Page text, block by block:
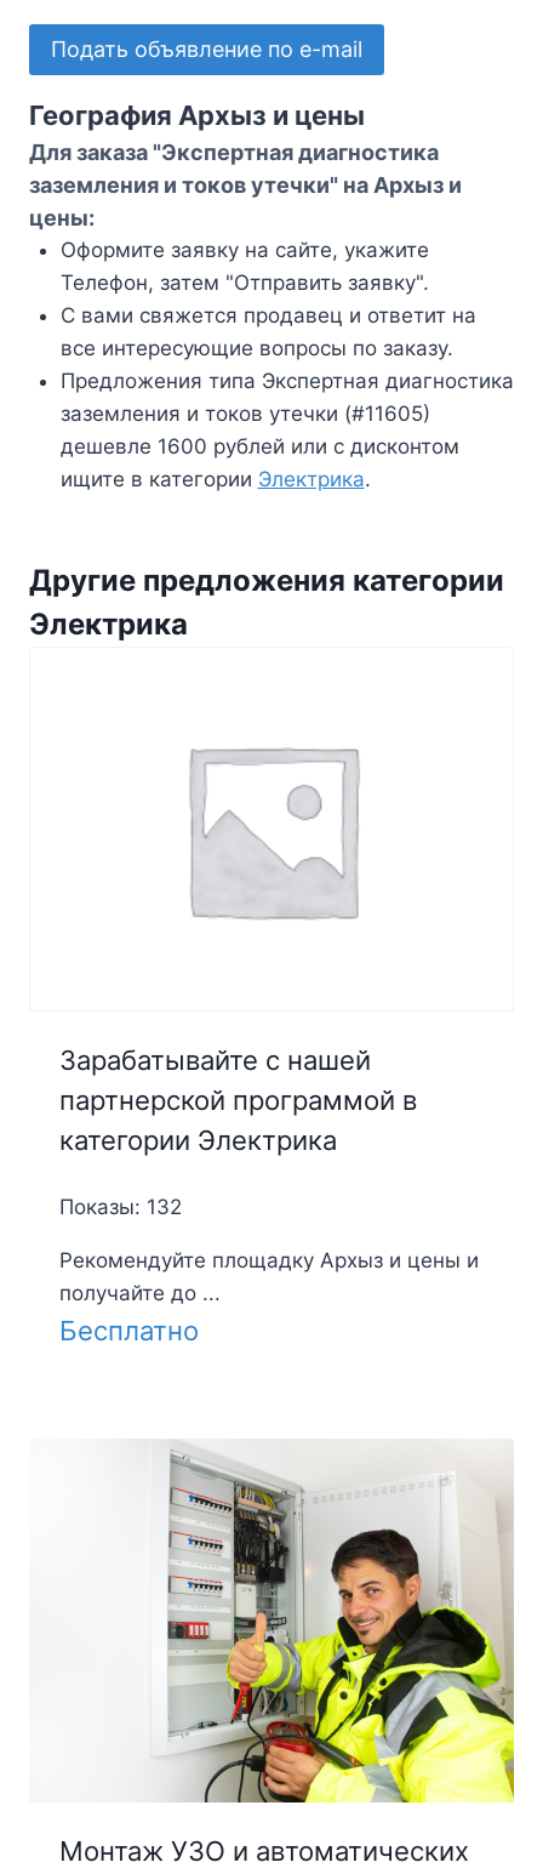
Подать объявление по e-mail
География Архыз и цены
Для заказа "Экспертная диагностика
заземления и токов утечки" на Архыз и
цены:
Оформите заявку на сайте, укажите
Телефон, затем "Отправить заявку".
С вами свяжется продавец и ответит на
все интересующие вопросы по заказу.
Предложения типа Экспертная диагностика
заземления и токов утечки (#11605)
дешевле 1600 рублей или с дисконтом
ищите в категории Электрика.
Другие предложения категории
Электрика
Зарабатывайте с нашей
партнерской программой в
категории Электрика
Показы: 132
Рекомендуйте площадку Архыз и цены и
получайте до ...
Бесплатно
Монтаж УЗО и автоматических